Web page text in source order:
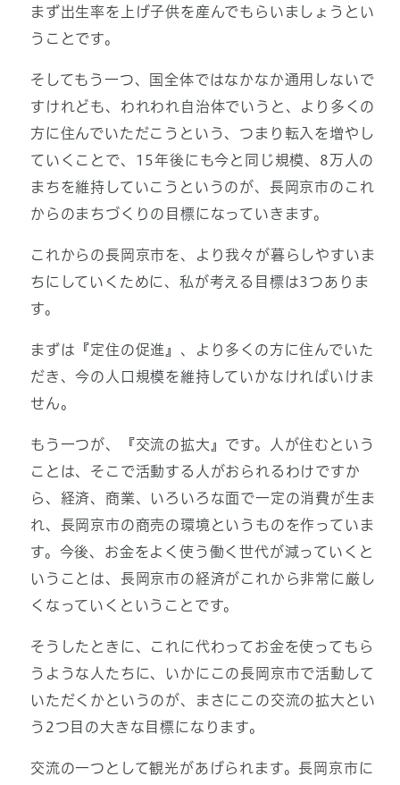
まず出生率を上げ子供を産んでもらいましょうとい
うことです。
そしてもう一つ、国全体ではなかなか通用しないで
すけれども、われわれ自治体でいうと、より多くの
方に住んでいただこうという、つまり転入を増やし
ていくことで、15年後にも今と同じ規模、8万人の
まちを維持していこうというのが、長岡京市のこれ
からのまちづくりの目標になっていきます。
これからの長岡京市を、より我々が暮らしやすいま
ちにしていくために、私が考える目標は3つありま
す。
まずは『定住の促進』、より多くの方に住んでいた
だき、今の人口規模を維持していかなければいけま
せん。
もう一つが、『交流の拡大』です。人が住むという
ことは、そこで活動する人がおられるわけですか
ら、経済、商業、いろいろな面で一定の消費が生ま
れ、長岡京市の商売の環境というものを作っていま
す。今後、お金をよく使う働く世代が減っていくと
いうことは、長岡京市の経済がこれから非常に厳し
くなっていくということです。
そうしたときに、これに代わってお金を使ってもら
うような人たちに、いかにこの長岡京市で活動して
いただくかというのが、まさにこの交流の拡大とい
う2つ目の大きな目標になります。
交流の一つとして観光があげられます。長岡京市に